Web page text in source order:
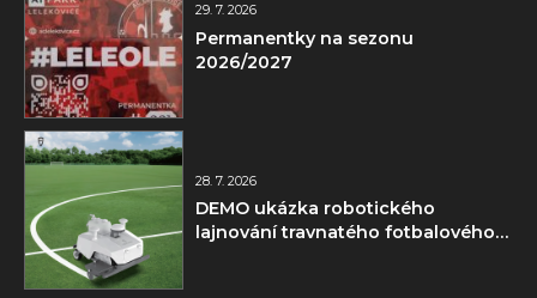
29. 7. 2026
Permanentky na sezonu
2026/2027
28. 7. 2026
DEMO ukázka robotického
lajnování travnatého fotbalového